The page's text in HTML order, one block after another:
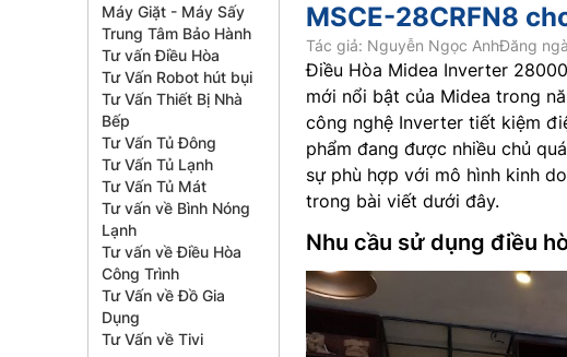
Máy Giặt - Máy Sấy
Trung Tâm Bảo Hành
Tư vấn Điều Hòa
Tư Vấn Robot hút bụi
Tư Vấn Thiết Bị Nhà
Bếp
Tư Vấn Tủ Đông
Tư Vấn Tủ Lạnh
Tư Vấn Tủ Mát
Tư vấn về Bình Nóng
Lạnh
Tư vấn về Điều Hòa
Công Trình
Tư Vấn về Đồ Gia
Dụng
Tư Vấn về Tivi
MSCE-28CRFN8
Tác giả: Nguyễn Ngọc AnhĐăng
Điều Hòa Midea Inverter
mới nổi bật của Midea trong
công nghệ Inverter tiết kiệm
phẩm đang được nhiều chủ
sự phù hợp với mô hình kinh
trong bài viết dưới đây.
Nhu cầu sử dụng điều